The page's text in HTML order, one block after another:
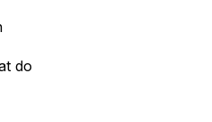
do